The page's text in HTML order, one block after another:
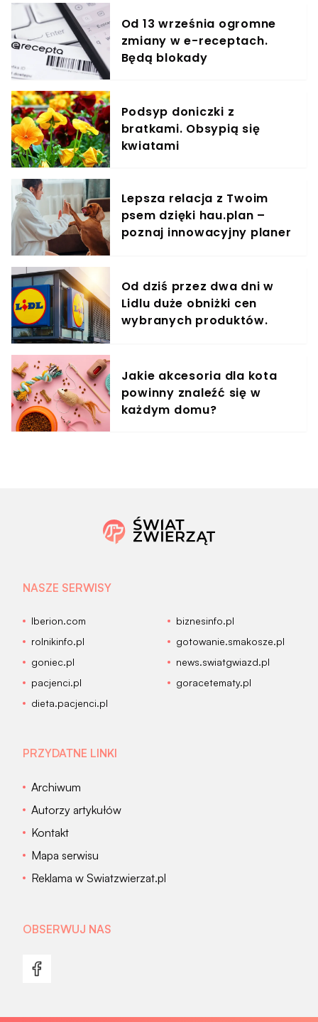
Od 13 września ogromne
zmiany w e-receptach.
Będą blokady
Podsyp doniczki z
bratkami. Obsypią się
kwiatami
Lepsza relacja z Twoim
psem dzięki hau.plan –
poznaj innowacyjny planer
Od dziś przez dwa dni w
Lidlu duże obniżki cen
wybranych produktów.
Jakie akcesoria dla kota
powinny znaleźć się w
każdym domu?
NASZE SERWISY
Iberion.com
biznesinfo.pl
rolnikinfo.pl
gotowanie.smakosze.pl
goniec.pl
news.swiatgwiazd.pl
pacjenci.pl
goracetematy.pl
dieta.pacjenci.pl
PRZYDATNE LINKI
Archiwum
Autorzy artykułów
Kontakt
Mapa serwisu
Reklama w Swiatzwierzat.pl
OBSERWUJ NAS